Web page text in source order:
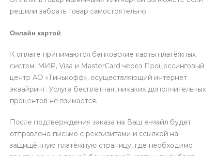
решили забрать товар самостоятельно.
Онлайн картой
К оплате принимаются банковские карты платёжных
систем: МИР, Visa и MasterCard через Процессинговый
центр АО «Тинькофф», осуществляющий интернет
эквайринг. Услуга бесплатная, никаких дополнительных
процентов не взимается.
После подтверждения заказа на Ваш е-майл будет
отправлено письмо с реквизитами и ссылкой на
защищённую платёжную страницу, где необходимо